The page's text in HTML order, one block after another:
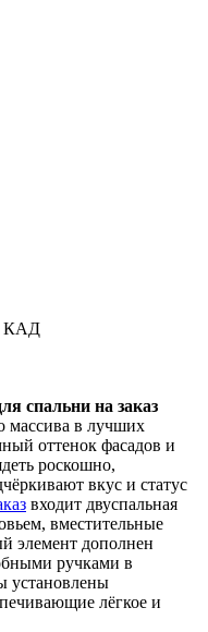
КАД
спальни на заказ
массива в лучших
оттенок фасадов и
роскошно,
вкус и статус
входит двуспальная
вместительные
элемент дополнен
ручками в
установлены
лёгкое и